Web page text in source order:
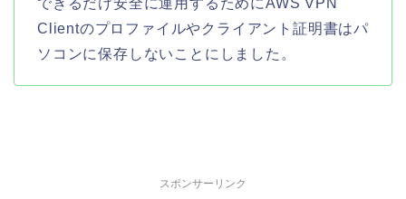
できるだけ安全に運用するためにAWS VPN
Clientのプロファイルやクライアント証明書はパ
ソコンに保存しないことにしました。
スポンサーリンク